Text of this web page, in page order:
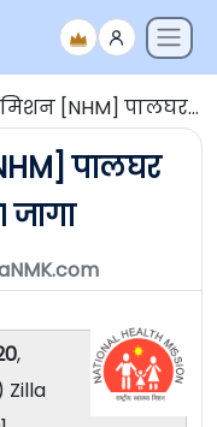
पालघर येथे गट प्रवर्तक पदांची ०१ जागा
पालघर
जागा
,
Zilla